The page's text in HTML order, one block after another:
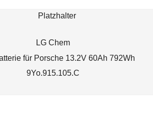
LG Chem
für Porsche 13.2V 60Ah 792Wh
9Yo.915.105.C